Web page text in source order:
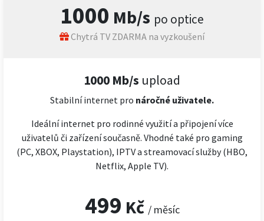
1000 Mb/s po optice
Chytrá TV ZDARMA na vyzkoušení
1000 Mb/s upload
Stabilní internet pro náročné uživatele.
Ideální internet pro rodinné využití a připojení více
uživatelů či zařízení současně. Vhodné také pro gaming
(PC, XBOX, Playstation), IPTV a streamovací služby (HBO,
Netflix, Apple TV).
499 Kč / měsíc